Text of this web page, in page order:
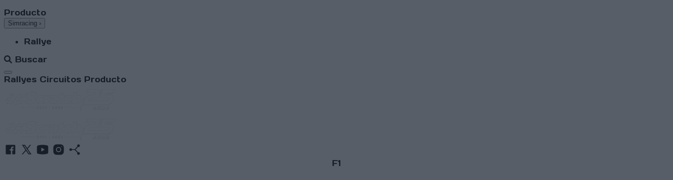
Producto
Simracing ›
Rallye
Buscar
Abrir menú
Rallyes Circuitos Producto
F1